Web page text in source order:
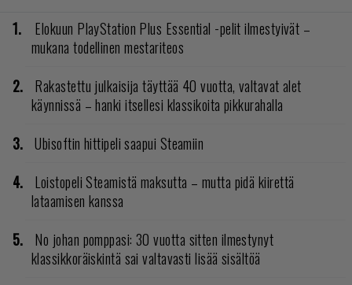
Elokuun PlayStation Plus Essential -pelit ilmestyivät –
mukana todellinen mestariteos
Rakastettu julkaisija täyttää 40 vuotta, valtavat alet
käynnissä – hanki itsellesi klassikoita pikkurahalla
Ubisoftin hittipeli saapui Steamiin
Loistopeli Steamistä maksutta – mutta pidä kiirettä
lataamisen kanssa
No johan pomppasi: 30 vuotta sitten ilmestynyt
klassikkoräiskintä sai valtavasti lisää sisältöä